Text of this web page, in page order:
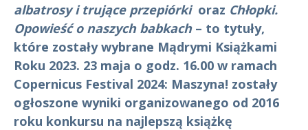
albatrosy i trujące przepiórki oraz Chłopki.
Opowieść o naszych babkach – to tytuły,
które zostały wybrane Mądrymi Książkami
Roku 2023. 23 maja o godz. 16.00 w ramach
Copernicus Festival 2024: Maszyna! zostały
ogłoszone wyniki organizowanego od 2016
roku konkursu na najlepszą książkę